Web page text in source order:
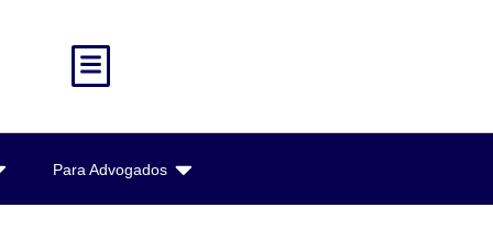
Para Advogados